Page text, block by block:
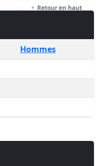
Retour en haut
Hommes